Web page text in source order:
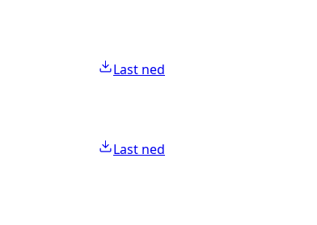
Last ned
Last ned